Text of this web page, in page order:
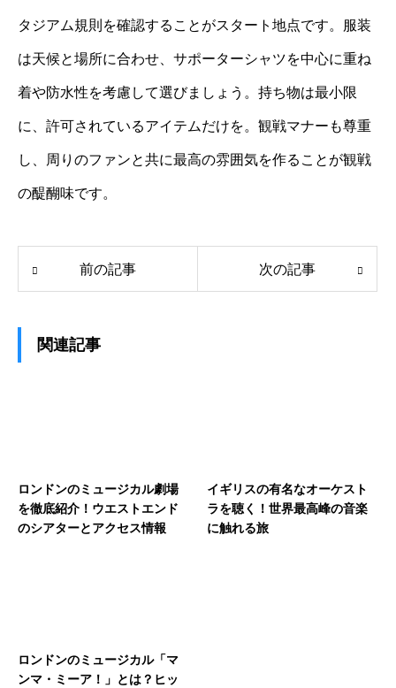
タジアム規則を確認することがスタート地点です。服装
は天候と場所に合わせ、サポーターシャツを中心に重ね
着や防水性を考慮して選びましょう。持ち物は最小限
に、許可されているアイテムだけを。観戦マナーも尊重
し、周りのファンと共に最高の雰囲気を作ることが観戦
の醍醐味です。
前の記事 次の記事
関連記事
ロンドンのミュージカル劇場
を徹底紹介！ウエストエンド
のシアターとアクセス情報
イギリスの有名なオーケスト
ラを聴く！世界最高峰の音楽
に触れる旅
ロンドンのミュージカル「マ
ンマ・ミーア！」とは？ヒッ